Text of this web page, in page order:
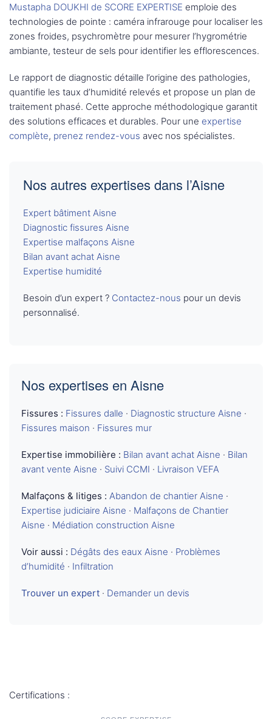
Mustapha DOUKHI de SCORE EXPERTISE emploie des
technologies de pointe : caméra infrarouge pour localiser les
zones froides, psychromètre pour mesurer l’hygrométrie
ambiante, testeur de sels pour identifier les efflorescences.
Le rapport de diagnostic détaille l’origine des pathologies,
quantifie les taux d’humidité relevés et propose un plan de
traitement phasé. Cette approche méthodologique garantit
des solutions efficaces et durables. Pour une expertise
complète, prenez rendez-vous avec nos spécialistes.
Nos autres expertises dans l’Aisne
Expert bâtiment Aisne
Diagnostic fissures Aisne
Expertise malfaçons Aisne
Bilan avant achat Aisne
Expertise humidité
Besoin d’un expert ? Contactez-nous pour un devis
personnalisé.
Nos expertises en Aisne
Fissures : Fissures dalle · Diagnostic structure Aisne ·
Fissures maison · Fissures mur
Expertise immobilière : Bilan avant achat Aisne · Bilan
avant vente Aisne · Suivi CCMI · Livraison VEFA
Malfaçons & litiges : Abandon de chantier Aisne ·
Expertise judiciaire Aisne · Malfaçons de Chantier
Aisne · Médiation construction Aisne
Voir aussi : Dégâts des eaux Aisne · Problèmes
d’humidité · Infiltration
Trouver un expert · Demander un devis
Certifications :